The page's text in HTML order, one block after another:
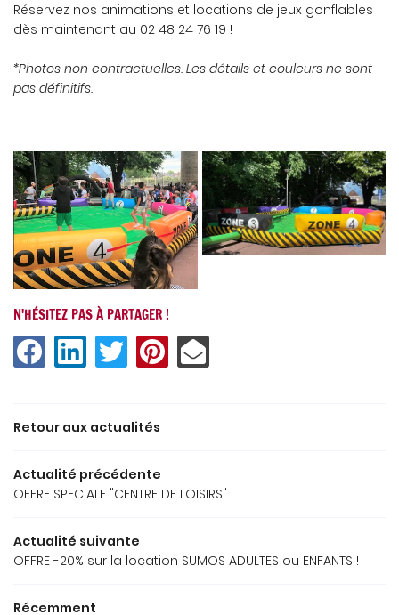
ACCUEIL
GALERIE
UNE
Réservez nos animations et locations de jeux gonflables
dès maintenant au 02 48 24 76 19 !
*Photos non contractuelles. Les détails et couleurs ne sont
pas définitifs.
N'HÉSITEZ PAS À PARTAGER !
Retour aux actualités
Actualité précédente
OFFRE SPECIALE "CENTRE DE LOISIRS"
Actualité suivante
OFFRE -20% sur la location SUMOS ADULTES ou ENFANTS !
Récemment